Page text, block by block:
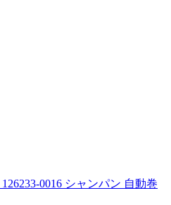
0016 シャンパン 自動巻